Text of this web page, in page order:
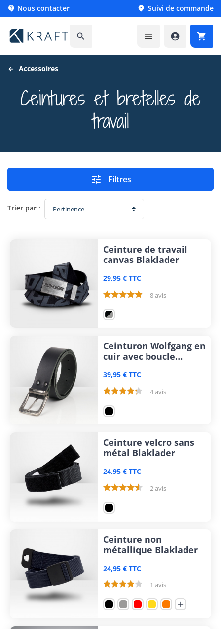
 Nous contacter  Suivi de commande
   
Accessoires
Ceintures et bretelles de
travail
 Filtres
Trier par :
Ceinture de travail
canvas Blaklader
29,95 € TTC
8 avis
Ceinturon Wolfgang en
cuir avec boucle
39,95 € TTC
4 avis
Ceinture velcro sans
métal Blaklader
24,95 € TTC
2 avis
Ceinture non
métallique Blaklader
24,95 € TTC
1 avis
